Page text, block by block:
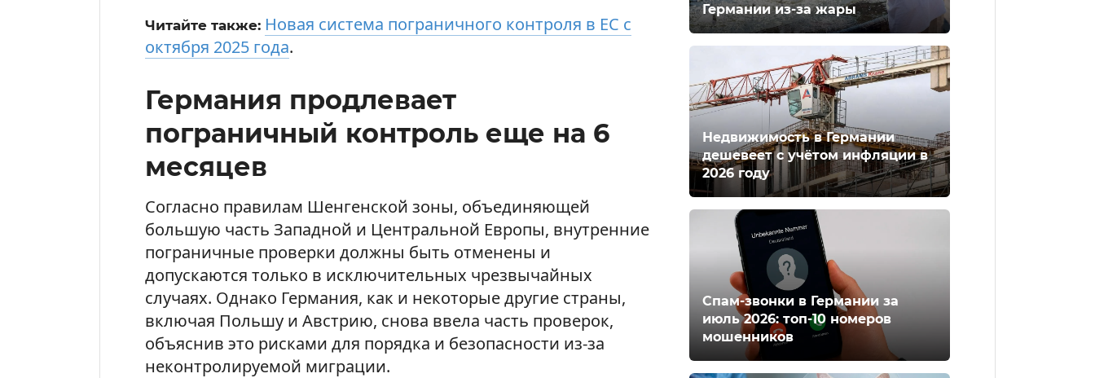
Читайте также: Новая система пограничного контроля в ЕС с
октября 2025 года.
Германия продлевает
пограничный контроль еще на 6
месяцев
Согласно правилам Шенгенской зоны, объединяющей
большую часть Западной и Центральной Европы, внутренние
пограничные проверки должны быть отменены и
допускаются только в исключительных чрезвычайных
случаях. Однако Германия, как и некоторые другие страны,
включая Польшу и Австрию, снова ввела часть проверок,
объяснив это рисками для порядка и безопасности из-за
неконтролируемой миграции.
Германии из-за жары
Недвижимость в Германии
дешевеет с учётом инфляции в
2026 году
Спам-звонки в Германии за
июль 2026: топ-10 номеров
мошенников